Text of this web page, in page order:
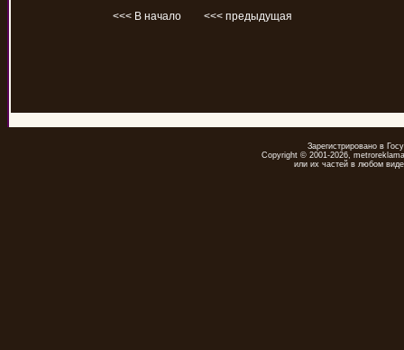
<<< В начало <<< предыдущая
Зарегистрировано в
Copyright © 2001-2026,
или их частей в любом